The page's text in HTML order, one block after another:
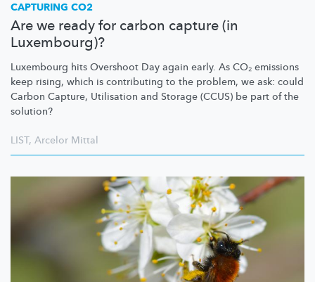
CAPTURING CO2
Are we ready for carbon capture (in
Luxembourg)?
Luxembourg hits Overshoot Day again early. As CO₂ emissions
keep rising, which is contributing to the problem, we ask: could
Carbon Capture, Utilisation and Storage (CCUS) be part of the
solution?
LIST, Arcelor Mittal